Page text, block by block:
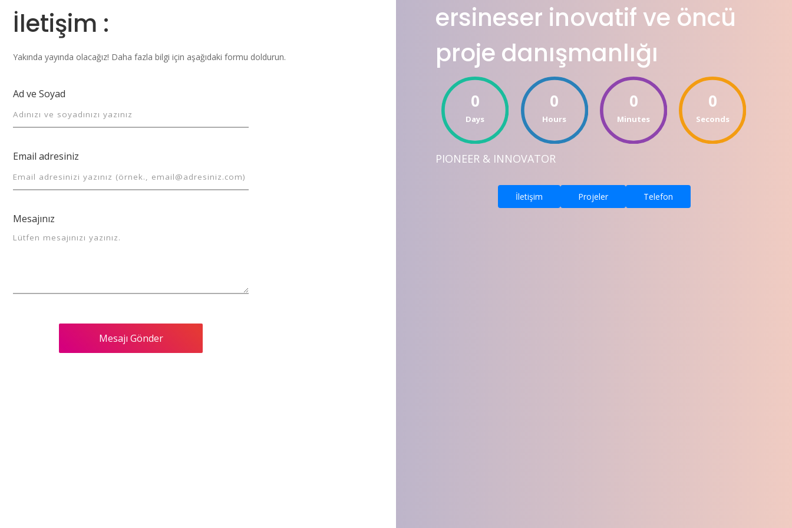
İletişim :
Yakında yayında olacağız! Daha fazla bilgi için aşağıdaki formu doldurun.
Ad ve Soyad
Email adresiniz
Mesajınız
Mesajı Gönder
ersineser inovatif ve öncü
proje danışmanlığı
0
Days
0
Hours
0
Minutes
0
Seconds
PIONEER & INNOVATOR
İletişim Projeler Telefon